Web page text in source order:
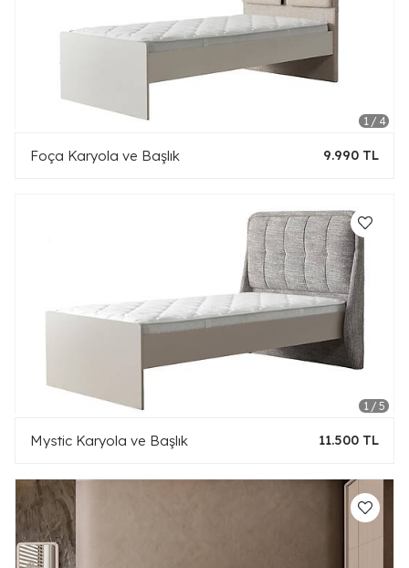
Foça Karyola ve Başlık 9.990 TL
Mystic Karyola ve Başlık 11.500 TL